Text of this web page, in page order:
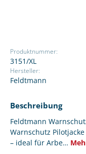
Produktnummer:
3151/XL
Hersteller:
Feldtmann
Beschreibung
Feldtmann
Warnschutz
– ideal für Arbe…